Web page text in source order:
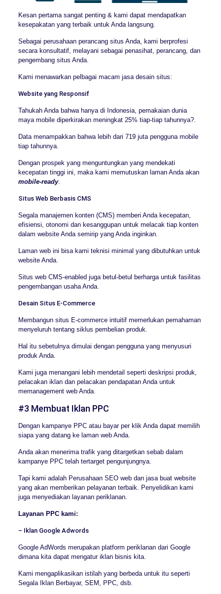
Kesan pertama sangat penting & kami dapat mendapatkan
kesepakatan yang terbaik untuk Anda langsung.
Sebagai perusahaan perancang situs Anda, kami berprofesi
secara konsultatif, melayani sebagai penasihat, perancang, dan
pengembang situs Anda.
Kami menawarkan pelbagai macam jasa desain situs:
Website yang Responsif
Tahukah Anda bahwa hanya di Indonesia, pemakaian dunia
maya mobile diperkirakan meningkat 25% tiap-tiap tahunnya?.
Data menampakkan bahwa lebih dari 719 juta pengguna mobile
tiap tahunnya.
Dengan prospek yang menguntungkan yang mendekati
kecepatan tinggi ini, maka kami memutuskan laman Anda akan
mobile-ready.
Situs Web Berbasis CMS
Segala manajemen konten (CMS) memberi Anda kecepatan,
efisiensi, otonomi dan kesanggupan untuk melacak tiap konten
dalam website Anda semirip yang Anda inginkan.
Laman web ini bisa kami teknisi minimal yang dibutuhkan untuk
website Anda.
Situs web CMS-enabled juga betul-betul berharga untuk fasilitas
pengembangan usaha Anda.
Desain Situs E-Commerce
Membangun situs E-commerce intuitif memerlukan pemahaman
menyeluruh tentang siklus pembelian produk.
Hal itu sebetulnya dimulai dengan pengguna yang menyusuri
produk Anda.
Kami juga menangani lebih mendetail seperti deskripsi produk,
pelacakan iklan dan pelacakan pendapatan Anda untuk
memanagement web Anda.
#3 Membuat Iklan PPC
Dengan kampanye PPC atau bayar per klik Anda dapat memilih
siapa yang datang ke laman web Anda.
Anda akan menerima trafik yang ditargetkan sebab dalam
kampanye PPC telah tertarget pengunjungnya.
Tapi kami adalah Perusahaan SEO web dan jasa buat website
yang akan memberikan pelayanan terbaik. Penyelidikan kami
juga menyediakan layanan periklanan.
Layanan PPC kami:
– Iklan Google Adwords
Google AdWords merupakan platform periklanan dari Google
dimana kita dapat mengatur iklan bisnis kita.
Kami mengaplikasikan istilah yang berbeda untuk itu seperti
Segala Iklan Berbayar, SEM, PPC, dsb.